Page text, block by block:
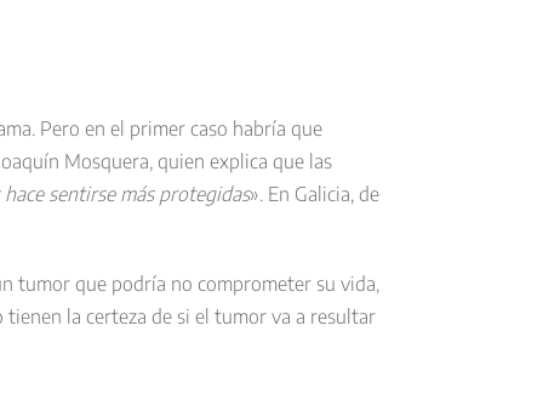
Pero en el primer caso habría que
Mosquera, quien explica que las
sentirse más protegidas». En Galicia, de
tumor que podría no comprometer su vida,
la certeza de si el tumor va a resultar